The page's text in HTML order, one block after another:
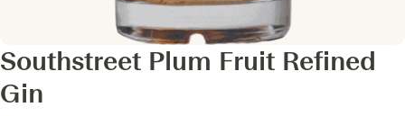
Southstreet Plum Fruit Refined
Gin